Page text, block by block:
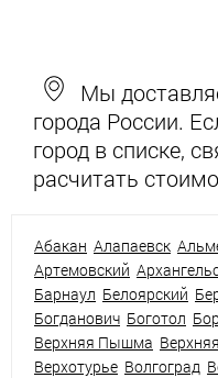
Мы
города России.
город в списке,
расчитать
Абакан Алапаевск
Артемовский
Барнаул Белоярский
Богданович Боготол
Верхняя Пышма
Верхотурье Волгоград